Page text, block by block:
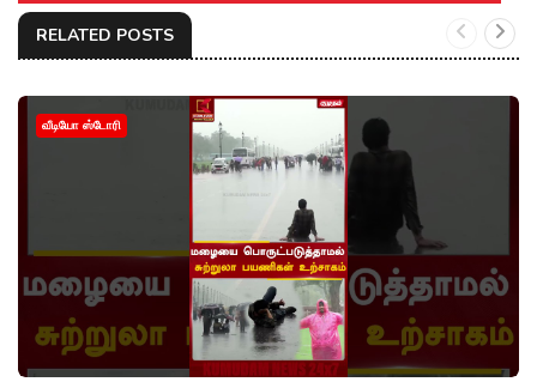
RELATED POSTS
வீடியோ ஸ்டோரி